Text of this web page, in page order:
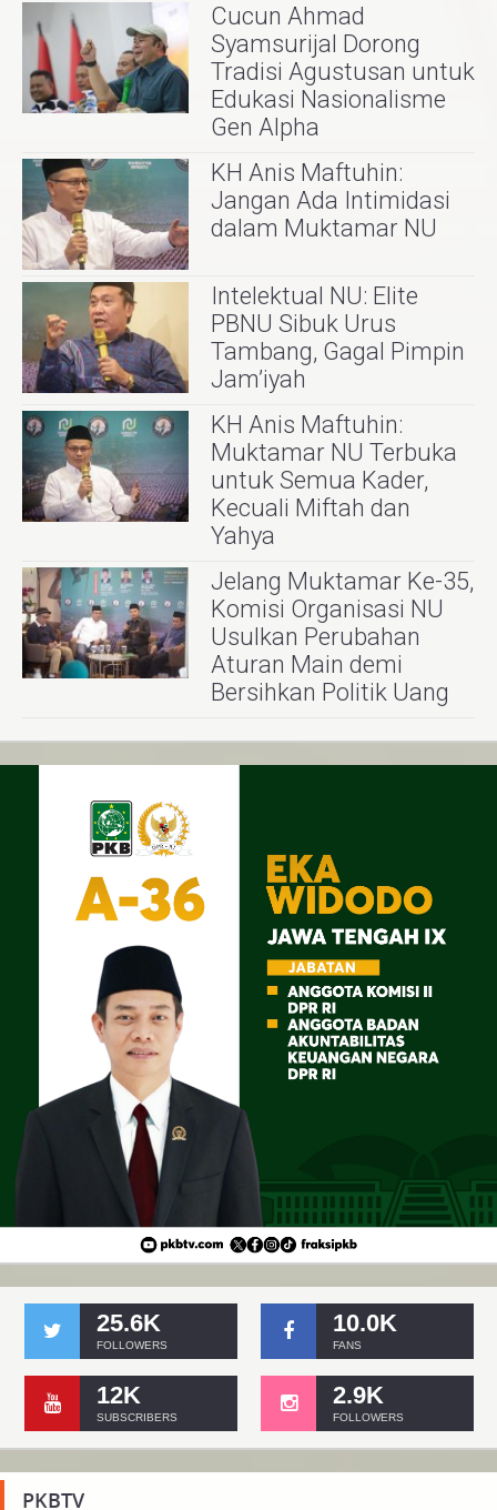
Cucun Ahmad
Syamsurijal Dorong
Tradisi Agustusan untuk
Edukasi Nasionalisme
Gen Alpha
KH Anis Maftuhin:
Jangan Ada Intimidasi
dalam Muktamar NU
Intelektual NU: Elite
PBNU Sibuk Urus
Tambang, Gagal Pimpin
Jam’iyah
KH Anis Maftuhin:
Muktamar NU Terbuka
untuk Semua Kader,
Kecuali Miftah dan
Yahya
Jelang Muktamar Ke-35,
Komisi Organisasi NU
Usulkan Perubahan
Aturan Main demi
Bersihkan Politik Uang
25.6K
FOLLOWERS
10.0K
FANS
12K
SUBSCRIBERS
2.9K
FOLLOWERS
PKBTV